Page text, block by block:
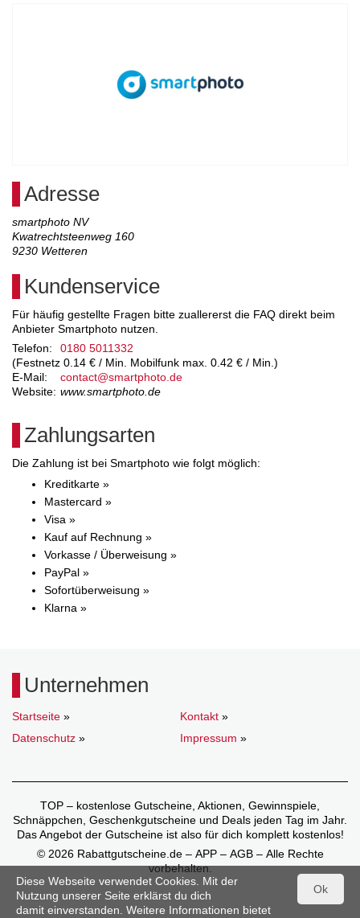
Adresse
smartphoto NV
Kwatrechtsteenweg 160
9230 Wetteren
Kundenservice
Für häufig gestellte Fragen bitte zuallererst die FAQ direkt beim
Anbieter Smartphoto nutzen.
Telefon:
0180 5011332
(Festnetz 0.14 € / Min. Mobilfunk max. 0.42 € / Min.)
E-Mail:
contact@smartphoto.de
Website: www.smartphoto.de
Zahlungsarten
Die Zahlung ist bei Smartphoto wie folgt möglich:
Kreditkarte »
Mastercard »
Visa »
Kauf auf Rechnung »
Vorkasse / Überweisung »
PayPal »
Sofortüberweisung »
Klarna »
Unternehmen
Startseite » Kontakt »
Datenschutz » Impressum »
TOP – kostenlose Gutscheine, Aktionen, Gewinnspiele,
Schnäppchen, Geschenkgutscheine und Deals jeden Tag im Jahr.
Das Angebot der Gutscheine ist also für dich komplett kostenlos!
© 2026 Rabattgutscheine.de – APP – AGB – Alle Rechte
vorbehalten.
Diese Webseite verwendet Cookies. Mit der
Nutzung unserer Seite erklärst du dich
damit einverstanden. Weitere Informationen bietet
Ok